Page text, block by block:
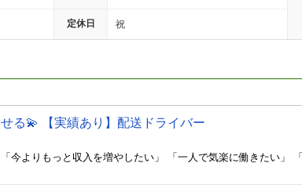
定休日 祝
る💫 【実績あり】配送ドライバー